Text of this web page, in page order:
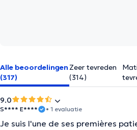
Alle beoordelingen
(317)
Zeer tevreden
(314)
9.0
S**** E**** • 1 evaluatie
Je suis l'une de ses premières